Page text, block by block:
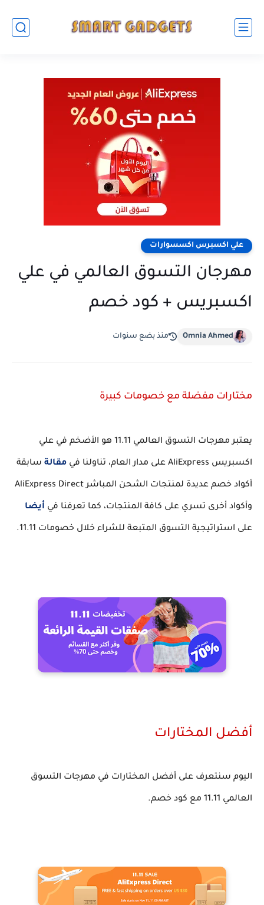
علي اكسبرس اكسسوارات
مهرجان التسوق العالمي في علي
اكسبريس + كود خصم
Omnia Ahmed منذ بضع سنوات
مختارات مفضلة مع خصومات كبيرة
يعتبر مهرجات التسوق العالمي 11.11 هو الأضخم في علي
اكسبريس AliExpress على مدار العام، تناولنا في مقالة سابقة
أكواد خصم عديدة لمنتجات الشحن المباشر AliExpress Direct
وأكواد أخرى تسري على كافة المنتجات، كما تعرفنا في أيضا
على استراتيجية التسوق المتبعة للشراء خلال خصومات 11.11.
أفضل المختارات
اليوم سنتعرف على أفضل المختارات في مهرجات التسوق
العالمي 11.11 مع كود خصم.